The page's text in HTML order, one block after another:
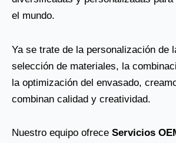
el mundo.
Ya se trate de la personalización de
selección de materiales, la
la optimización del envasado,
combinan calidad y creatividad.
Nuestro equipo ofrece Servicios